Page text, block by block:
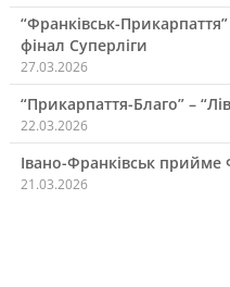
“Франківськ-
фінал Суперліги
27.03.2026
“Прикарпаття-Благо” –
22.03.2026
Івано-Франківськ прийме
21.03.2026